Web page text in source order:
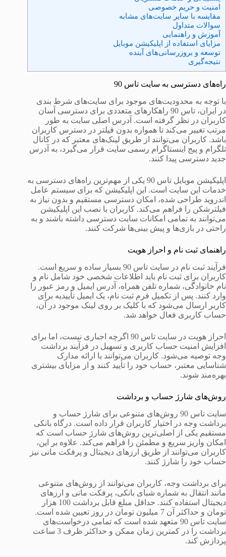
امنیت و حریم خصوصی
مقایسه با سایر سایت‌های مشابه
سوالات متداول
آموزش و راهنمایی
مزایای استفاده از اپلیکیشن موبایل
توسعه و بروزرسانی‌های آینده
نتیجه‌گیری
راه‌های دسترسی به سایت تاس 90
با توجه به محدودیت‌های موجود برای سایت‌های شرط بندی
در ایران، تاس 90 راهکارهای متعددی برای دسترسی آسان
کاربران در نظر گرفته است. آدرس اصلی سایت به طور
مرتب تغییر می‌کند تا همواره بدون فیلتر در دسترس کاربران
باشد. کاربران می‌توانند از طریق لینک‌های معتبر که در کانال
تلگرام و پیج اینستاگرام رسمی سایت قرار می‌گیرد، به آدرس
جدید دسترسی پیدا کنند.
اپلیکیشن موبایل تاس 90 یکی از مهم‌ترین راه‌های دسترسی به
خدمات این سایت است. این اپلیکیشن که برای سیستم عامل
اندروید طراحی شده، امکان دسترسی مستقیم و بدون نیاز به
فیلترشکن را فراهم می‌کند. کاربران با نصب این اپلیکیشن
می‌توانند به تمامی امکانات سایت دسترسی داشته باشند و به
راحتی در بازی‌ها و پیش بینی‌ها شرکت کنند.
راهنمای ثبت نام و احراز هویت
فرآیند ثبت نام در سایت تاس 90 بسیار ساده و سریع است.
کاربران برای ثبت نام باید اطلاعات شخصی خود شامل نام و
نام خانوادگی، شماره تلفن همراه، آدرس ایمیل و رمز عبور را
وارد کنند. پس از تکمیل فرم ثبت نام، یک ایمیل تأییدیه برای
کاربر ارسال می‌شود که با کلیک بر روی لینک موجود در آن،
حساب کاربری فعال خواهد شد.
احراز هویت در سایت تاس 90 اگرچه اجباری نیست، اما برای
افزایش امنیت حساب کاربری و تسهیل در فرآیند برداشت
وجه توصیه می‌شود. کاربران می‌توانند با ارائه مدارک
شناسایی معتبر، حساب خود را تأیید کنند و از مزایای بیشتری
بهره‌مند شوند.
روش‌های شارژ حساب و برداشت
سایت تاس 90 روش‌های متنوعی برای شارژ حساب و
برداشت وجه در اختیار کاربران قرار داده است. درگاه بانکی
مستقیم یکی از اصلی‌ترین روش‌های شارژ حساب است که
امکان واریز سریع و مطمئن را فراهم می‌کند. علاوه بر این،
کاربران می‌توانند از طریق ارزهای دیجیتال و پرفکت مانی نیز
حساب خود را شارژ کنند.
برای برداشت وجه، کاربران می‌توانند از روش‌های متنوعی
مانند انتقال به شماره شبای بانکی، پرفکت مانی و ارزهای
دیجیتال استفاده کنند. حداقل مبلغ قابل برداشت 100 هزار
تومان و حداکثر آن 7 میلیون تومان در روز تعیین شده است.
سایت تاس 90 متعهد شده است که تمامی درخواست‌های
برداشت را در کمترین زمان ممکن و حداکثر ظرف 3 ساعت
پردازش کند.